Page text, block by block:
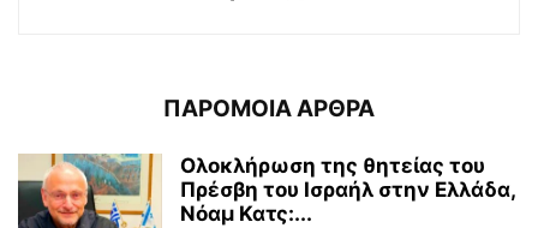
ΠΑΡΟΜΟΙΑ ΑΡΘΡΑ
Ολοκλήρωση της θητείας του
Πρέσβη του Ισραήλ στην Ελλάδα,
Νόαμ Κατς:...